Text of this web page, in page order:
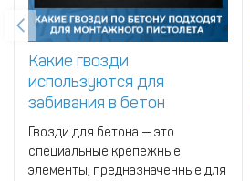
Какие гвозди
используются для
забивания в бетон
Гвозди для бетона — это
специальные крепежные
элементы, предназначенные для